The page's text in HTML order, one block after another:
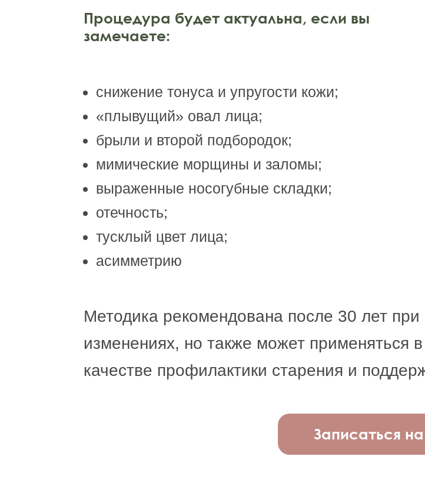
Процедура будет актуальна, если вы
замечаете:
Методика рекомендована после 30 лет
изменениях, но также может применяться
качестве профилактики старения и
снижение тонуса и упругости кожи;
«плывущий» овал лица;
брыли и второй подбородок;
мимические морщины и заломы;
выраженные носогубные складки;
отечность;
тусклый цвет лица;
асимметрию
Записаться